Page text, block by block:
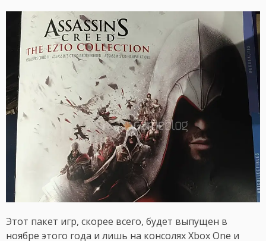
Этот пакет игр, скорее всего, будет выпущен в
ноябре этого года и лишь на консолях Xbox One и